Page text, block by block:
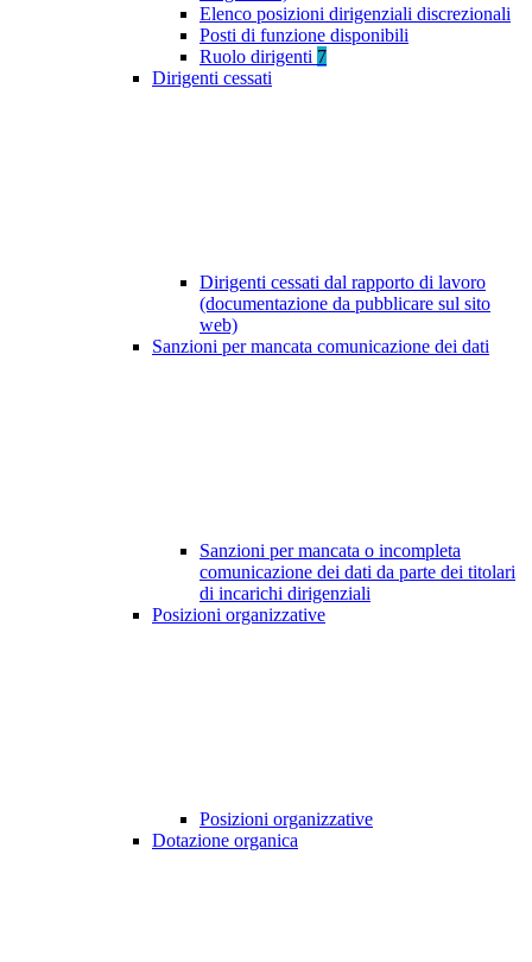
Elenco posizioni dirigenziali discrezionali
Posti di funzione disponibili
Ruolo dirigenti 7
Dirigenti cessati
Dirigenti cessati dal rapporto di lavoro
(documentazione da pubblicare sul sito
web)
Sanzioni per mancata comunicazione dei dati
Sanzioni per mancata o incompleta
comunicazione dei dati da parte dei titolari
di incarichi dirigenziali
Posizioni organizzative
Posizioni organizzative
Dotazione organica